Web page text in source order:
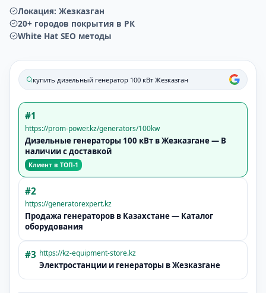
Локация: Жезказган
20+ городов покрытия в РК
White Hat SEO методы
купить дизельный генератор 100 кВтЖезказган
#1
https://prom-power.kz/generators/100kw
Дизельные генераторы 100 кВт вЖезказгане— В
наличии с доставкой
Клиент в ТОП-1
#2
https://generatorexpert.kz
Продажа генераторов в Казахстане — Каталог
оборудования
#3 https://kz-equipment-store.kz
Электростанции и генераторы вЖезказгане